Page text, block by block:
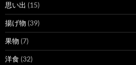
思い出 (15)
揚げ物 (39)
果物 (7)
洋食 (32)